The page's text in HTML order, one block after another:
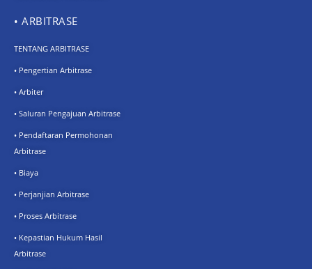
• ARBITRASE
TENTANG ARBITRASE
• Pengertian Arbitrase
• Arbiter
• Saluran Pengajuan Arbitrase
• Pendaftaran Permohonan
Arbitrase
• Biaya
• Perjanjian Arbitrase
• Proses Arbitrase
• Kepastian Hukum Hasil
Arbitrase